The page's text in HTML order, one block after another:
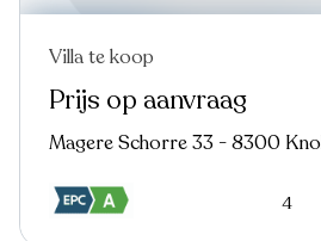
Nieuw
Villa te koop
Prijs op aanvraag
Magere Schorre 33 - 8300
4